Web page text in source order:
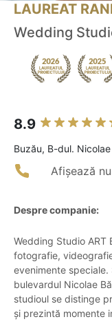
LAUREAT
Wedding
8.9
Buzău, B-dul.
Afișează
Despre companie:
Wedding Studio ART
fotografie,
evenimente
bulevardul Nicolae
studioul se distinge
și prezintă momente